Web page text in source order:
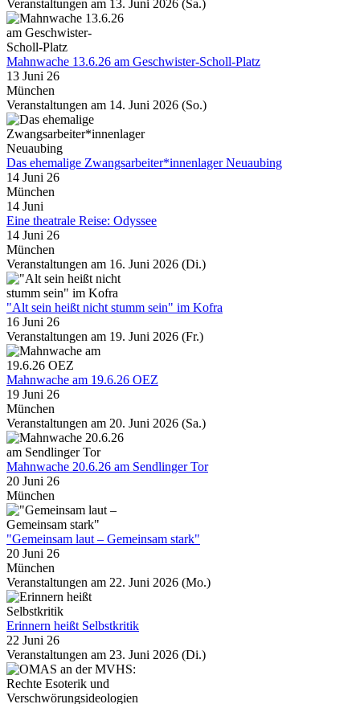
Veranstaltungen am 13. Juni 2026 (Sa.)
Mahnwache 13.6.26 am Geschwister-Scholl-Platz
13 Juni 26
München
Veranstaltungen am 14. Juni 2026 (So.)
Das ehemalige Zwangsarbeiter*innenlager Neuaubing
14 Juni 26
München
14 Juni
Eine theatrale Reise: Odyssee
14 Juni 26
München
Veranstaltungen am 16. Juni 2026 (Di.)
"Alt sein heißt nicht stumm sein" im Kofra
16 Juni 26
Veranstaltungen am 19. Juni 2026 (Fr.)
Mahnwache am 19.6.26 OEZ
19 Juni 26
München
Veranstaltungen am 20. Juni 2026 (Sa.)
Mahnwache 20.6.26 am Sendlinger Tor
20 Juni 26
München
"Gemeinsam laut – Gemeinsam stark"
20 Juni 26
München
Veranstaltungen am 22. Juni 2026 (Mo.)
Erinnern heißt Selbstkritik
22 Juni 26
Veranstaltungen am 23. Juni 2026 (Di.)